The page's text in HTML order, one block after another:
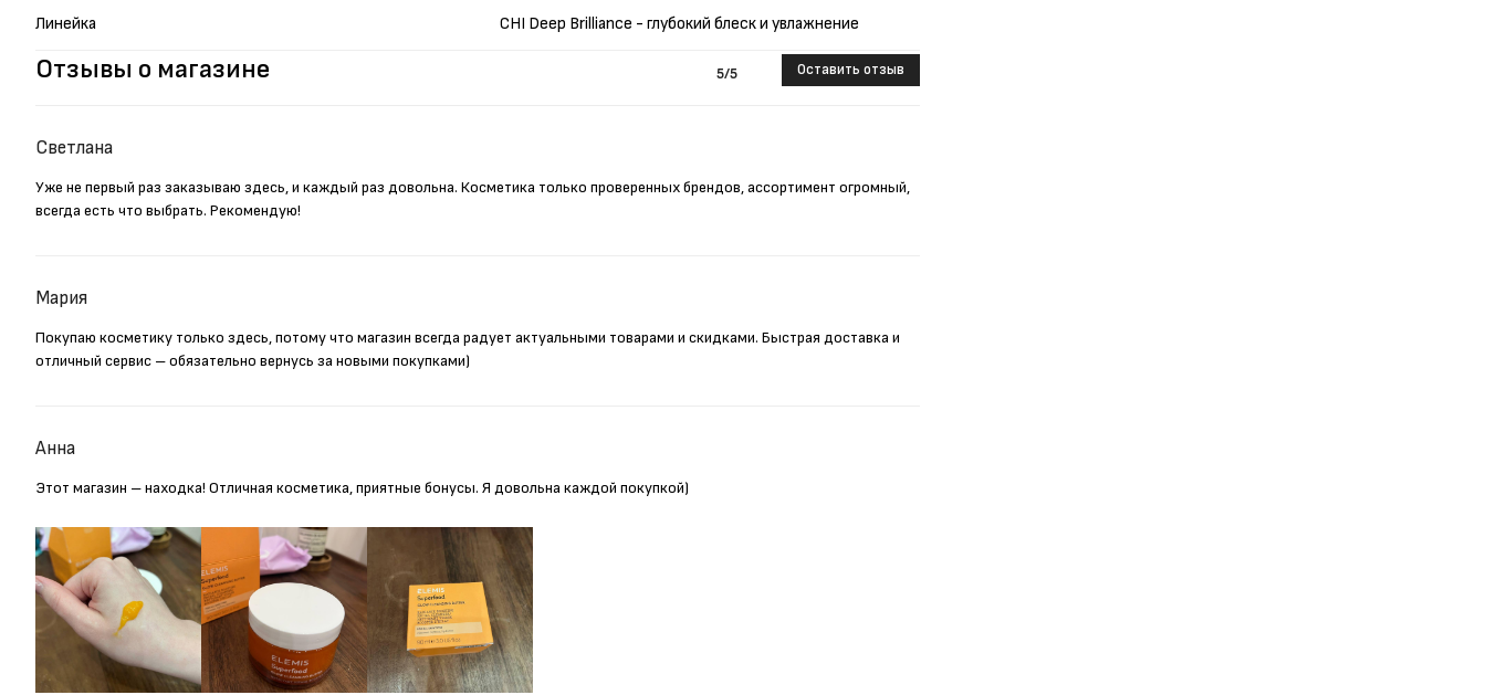
Отзывы о магазине 5/5 Оставить отзыв
Светлана
Уже не первый раз заказываю здесь, и каждый раз довольна. Косметика только проверенных брендов, ассортимент огромный,
всегда есть что выбрать. Рекомендую!
Мария
Покупаю косметику только здесь, потому что магазин всегда радует актуальными товарами и скидками. Быстрая доставка и
отличный сервис – обязательно вернусь за новыми покупками)
Анна
Этот магазин – находка! Отличная косметика, приятные бонусы. Я довольна каждой покупкой)
Линейка CHI Deep Brilliance - глубокий блеск и увлажнение